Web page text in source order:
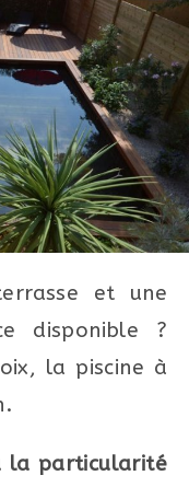
et une
disponible ?
la piscine à
la particularité